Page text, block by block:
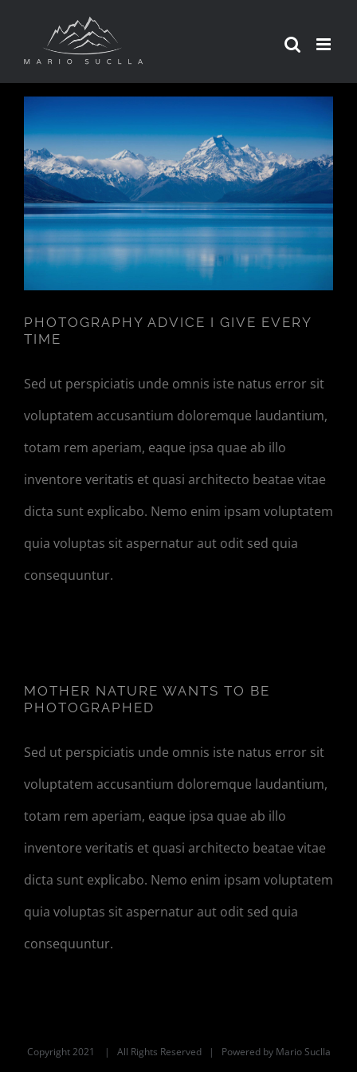
content
PHOTOGRAPHY ADVICE I GIVE
EVERY TIME
PHOTOGRAPHY ADVICE I GIVE EVERY
TIME
Sed ut perspiciatis unde omnis iste natus error sit
voluptatem accusantium doloremque laudantium,
totam rem aperiam, eaque ipsa quae ab illo
inventore veritatis et quasi architecto beatae vitae
dicta sunt explicabo. Nemo enim ipsam voluptatem
quia voluptas sit aspernatur aut odit sed quia
consequuntur.
MOTHER NATURE WANTS TO BE
PHOTOGRAPHED
Sed ut perspiciatis unde omnis iste natus error sit
voluptatem accusantium doloremque laudantium,
totam rem aperiam, eaque ipsa quae ab illo
inventore veritatis et quasi architecto beatae vitae
dicta sunt explicabo. Nemo enim ipsam voluptatem
quia voluptas sit aspernatur aut odit sed quia
consequuntur.
Copyright 2021 | All Rights Reserved | Powered by Mario Suclla